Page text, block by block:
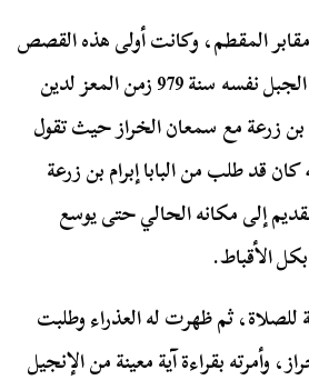
المقطم، وكانت أولى هذه القصص
المشهورة هي واقعة نقل الجبل نفسه سنة 979 زمن المعز لدين
بن زرعة مع سمعان الخراز حيث تقول
كان قد طلب من البابا إبرام بن زرعة
إلى مكانه الحالي حتى يوسع
الأقباط.
للصلاة، ثم ظهرت له العذراء وطلبت
وأمرته بقراءة آية معينة من الإنجيل